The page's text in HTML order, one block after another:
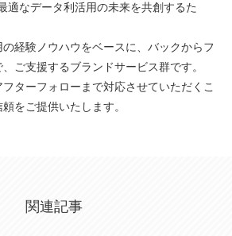
適なデータ利活用の未来を共創するた
経験ノウハウをベースに、バックからフ
ご支援するブランドサービス群です。
ターフォローまで対応させていただくこ
をご提供いたします。
関連記事